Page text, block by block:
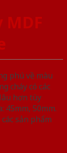
MDF
phú về màu
cháy có các
hơn tùy
45mm, 50mm.
sản phẩm